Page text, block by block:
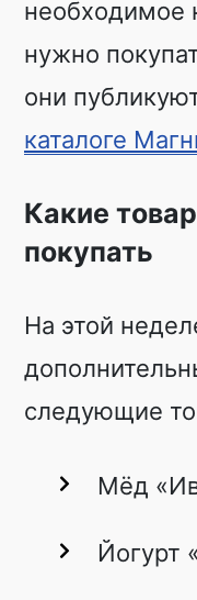
необходимое
нужно
они
каталоге
Какие
покупать
На этой
следующие
Мёд
Йогурт